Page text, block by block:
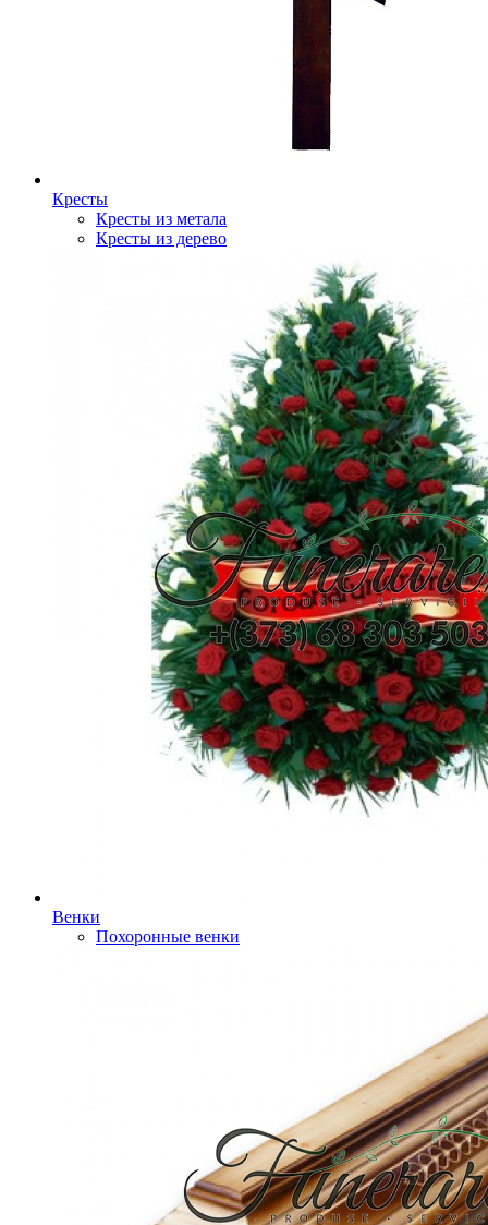
Кресты
Кресты из метала
Кресты из дерево
Венки
Похоронные венки